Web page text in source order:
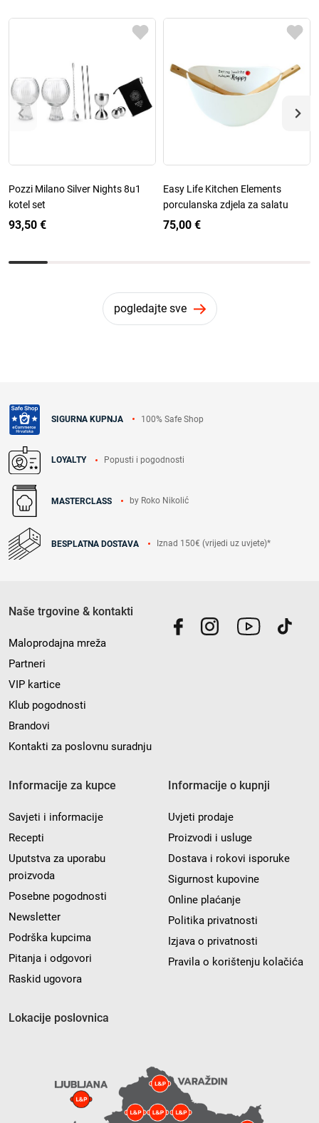
Pozzi Milano Silver Nights 8u1
kotel set
93,50 €
Easy Life Kitchen Elements
porculanska zdjela za salatu
75,00 €
pogledajte sve
SIGURNA KUPNJA 100% Safe Shop
LOYALTY Popusti i pogodnosti
MASTERCLASS by Roko Nikolić
BESPLATNA DOSTAVA Iznad 150€ (vrijedi uz uvjete)*
Naše trgovine & kontakti
Maloprodajna mreža
Partneri
VIP kartice
Klub pogodnosti
Brandovi
Kontakti za poslovnu suradnju
Informacije za kupce
Savjeti i informacije
Recepti
Uputstva za uporabu
proizvoda
Posebne pogodnosti
Newsletter
Podrška kupcima
Pitanja i odgovori
Raskid ugovora
Informacije o kupnji
Uvjeti prodaje
Proizvodi i usluge
Dostava i rokovi isporuke
Sigurnost kupovine
Online plaćanje
Politika privatnosti
Izjava o privatnosti
Pravila o korištenju kolačića
Lokacije poslovnica